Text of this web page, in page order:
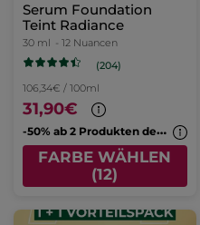
Serum Foundation
Teint Radiance
30 ml - 12 Nuancen
(204)
106,34€ / 100ml
31,90€
-
50% ab 2 Produkten deiner Wahl
FARBE WÄHLEN
(12)